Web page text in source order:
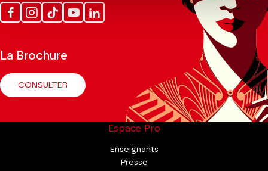
FacebookInstagram
Tik
Tok
YoutubeLinkedin
La Brochure
CONSULTER
Espace Pro
Enseignants
Presse